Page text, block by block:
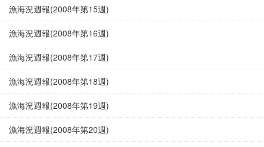
漁海況週報(2008年第15週)
漁海況週報(2008年第16週)
漁海況週報(2008年第17週)
漁海況週報(2008年第18週)
漁海況週報(2008年第19週)
漁海況週報(2008年第20週)